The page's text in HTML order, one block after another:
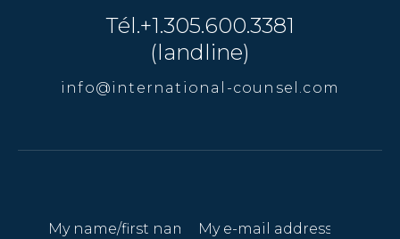
Tél.+1.305.600.3381
(landline)
info@international-counsel.com